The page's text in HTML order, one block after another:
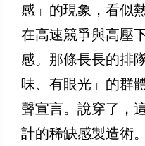
感」的現象，看似
在高速競爭與高壓
感。那條長長的排
味、有眼光」的群
聲宣言。說穿了，
計的稀缺感製造術